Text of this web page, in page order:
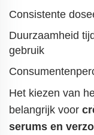
Consistente
Duurzaamheid
gebruik
Het kiezen van
belangrijk voor
serums en